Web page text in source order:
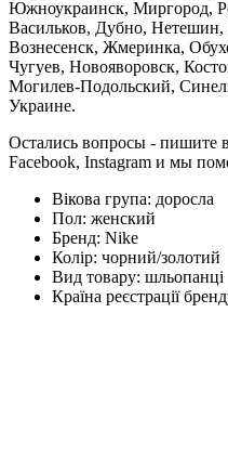
Южноукраинск, Миргород,
Васильков, Дубно, Нетешин,
Вознесенск, Жмеринка,
Чугуев, Новояворовск,
Могилев-Подольский,
Украине.
Остались вопросы - пишите
Facebook, Instagram и мы
Вікова група: доросла
Пол: женский
Бренд: Nike
Колір: чорний/золотий
Вид товару: шльопанці
Країна реєстрації